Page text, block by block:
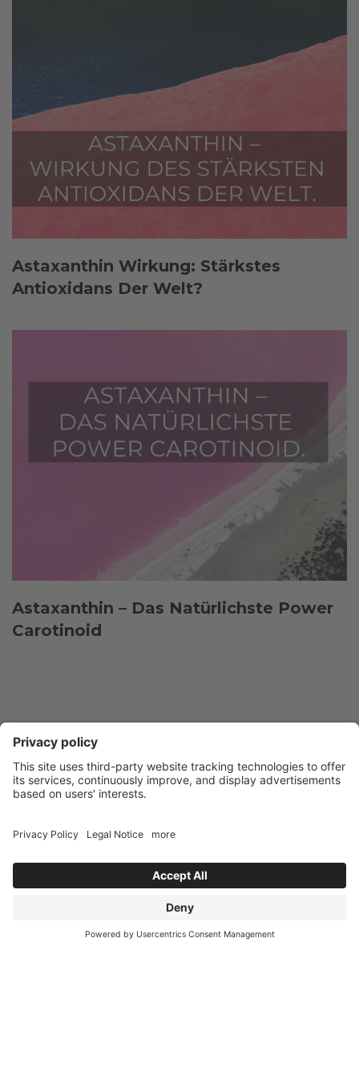
Astaxanthin Wirkung: Stärkstes
Antioxidans Der Welt?
Astaxanthin – Das Natürlichste Power
Carotinoid